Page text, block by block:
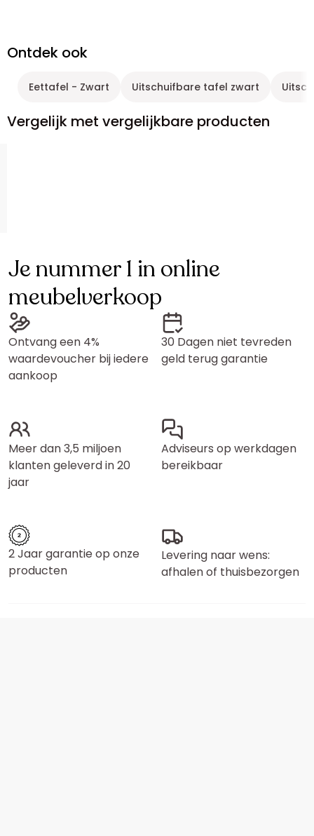
Ontdek ook
Eettafel - Zwart Uitschuifbare tafel zwart
Vergelijk met vergelijkbare producten
Je nummer 1 in online
meubelverkoop
Ontvang een 4%
waardevoucher bij iedere
aankoop
30 Dagen niet tevreden
geld terug garantie
Meer dan 3,5 miljoen
klanten geleverd in 20
jaar
Adviseurs op werkdagen
bereikbaar
2 Jaar garantie op onze
producten
Levering naar wens:
afhalen of thuisbezorgen